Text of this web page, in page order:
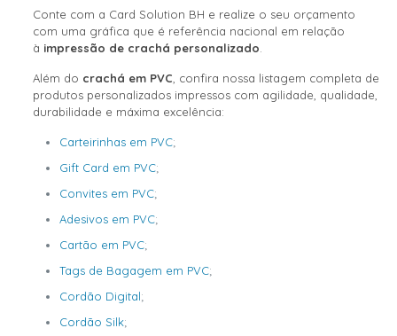
Conte com a Card Solution BH e realize o seu orçamento
com uma gráfica que é referência nacional em relação
à impressão de crachá personalizado
Além do crachá em PVC , confira nossa listagem completa de
produtos personalizados impressos com agilidade, qualidade,
durabilidade e máxima excelência:
Carteirinhas em PVC;
Gift Card em PVC;
Convites em PVC;
Adesivos em PVC;
Cartão em PVC;
Tags de Bagagem em PVC;
Cordão Digital;
Cordão Silk;